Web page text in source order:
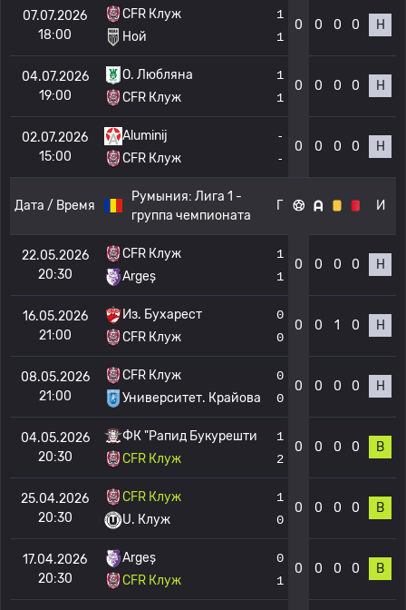
07.07.2026
18:00
CFR Клуж
Ной
1
1
0 0 0 0 Н
04.07.2026
19:00
О. Любляна
CFR Клуж
1
1
0 0 0 0 Н
02.07.2026
15:00
Aluminij
CFR Клуж
-
-
0 0 0 0 Н
Дата / Время
Румыния: Лига 1 -
группа чемпионата
Г И
22.05.2026
20:30
CFR Клуж
Argeș
1
1
0 0 0 0 Н
16.05.2026
21:00
Из. Бухарест
CFR Клуж
0
0
0 0 1 0 Н
08.05.2026
21:00
CFR Клуж
Университет. Крайова
0
0
0 0 0 0 Н
04.05.2026
20:30
ФК "Рапид Букурешти
CFR Клуж
1
2
0 0 0 0 В
25.04.2026
20:30
CFR Клуж
U. Клуж
1
0
0 0 0 0 В
17.04.2026
20:30
Argeș
CFR Клуж
0
1
0 0 0 0 В